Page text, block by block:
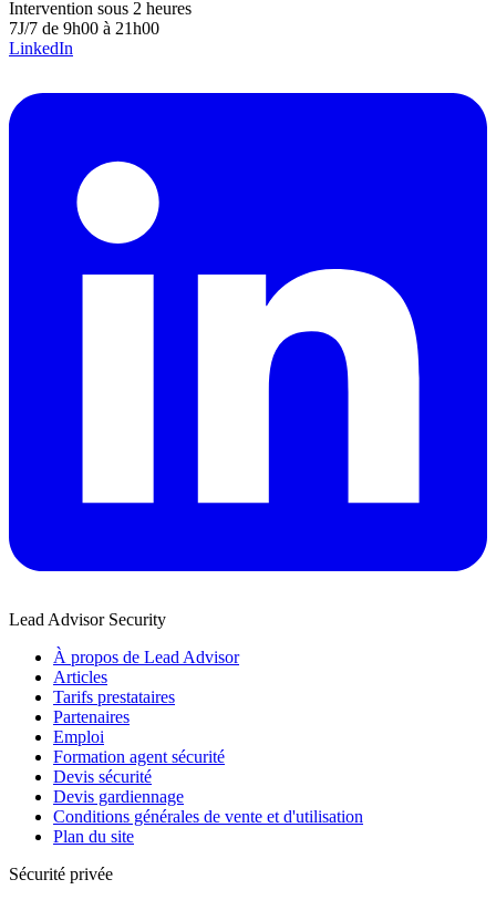
Intervention sous 2 heures
7J/7 de 9h00 à 21h00
LinkedIn
Lead Advisor Security
À propos de Lead Advisor
Articles
Tarifs prestataires
Partenaires
Emploi
Formation agent sécurité
Devis sécurité
Devis gardiennage
Conditions générales de vente et d'utilisation
Plan du site
Sécurité privée